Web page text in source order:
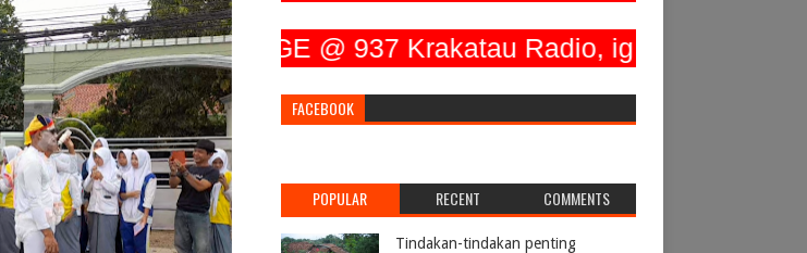
FANPAGE @ 937 Krakatau Radio, ig @
FACEBOOK
POPULAR RECENT COMMENTS
Tindakan-tindakan penting